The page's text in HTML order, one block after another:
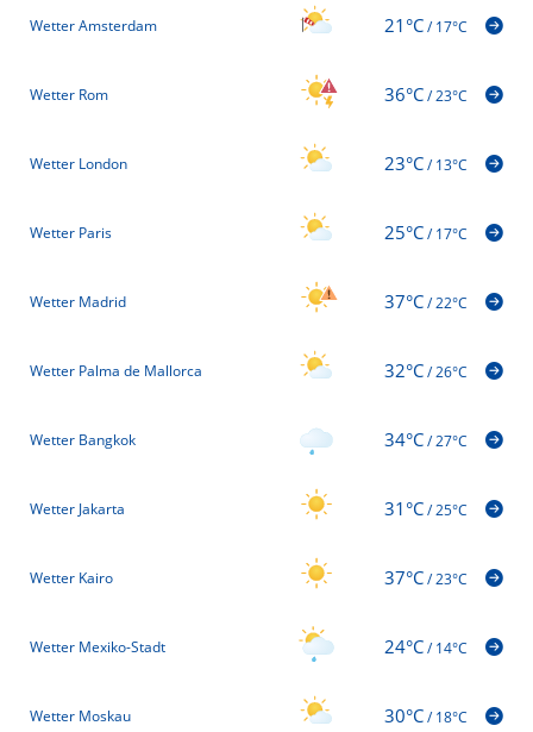
Wetter Amsterdam 21°C/17°C
Wetter Rom 36°C/23°C
Wetter London 23°C/13°C
Wetter Paris 25°C/17°C
Wetter Madrid 37°C/22°C
Wetter Palma de Mallorca 32°C/26°C
Wetter Bangkok 34°C/27°C
Wetter Jakarta 31°C/25°C
Wetter Kairo 37°C/23°C
Wetter Mexiko-Stadt 24°C/14°C
Wetter Moskau 30°C/18°C